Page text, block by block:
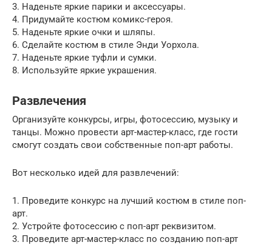
3. Наденьте яркие парики и аксессуары.
4. Придумайте костюм комикс-героя.
5. Наденьте яркие очки и шляпы.
6. Сделайте костюм в стиле Энди Уорхола.
7. Наденьте яркие туфли и сумки.
8. Используйте яркие украшения.
Развлечения
Организуйте конкурсы, игры, фотосессию, музыку и
танцы. Можно провести арт-мастер-класс, где гости
смогут создать свои собственные поп-арт работы.
Вот несколько идей для развлечений:
1. Проведите конкурс на лучший костюм в стиле поп-
арт.
2. Устройте фотосессию с поп-арт реквизитом.
3. Проведите арт-мастер-класс по созданию поп-арт